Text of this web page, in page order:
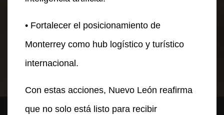
• Fortalecer el posicionamiento de
Monterrey como hub logístico y turístico
internacional.
Con estas acciones, Nuevo León reafirma
que no solo está listo para recibir